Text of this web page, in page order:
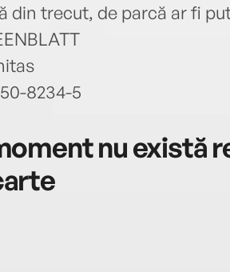
din trecut, de parcă ar fi
8234-5
nu există